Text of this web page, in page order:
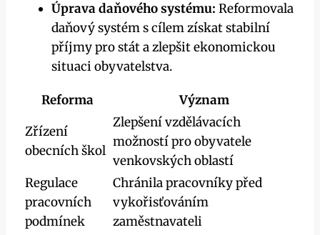
Úprava daňového systému: Reformovala
daňový systém s cílem získat stabilní
příjmy pro stát a zlepšit ekonomickou
situaci obyvatelstva.
Reforma
Význam
Zřízení
obecních škol
Zlepšení vzdělávacích
možností pro obyvatele
venkovských oblastí
Regulace
pracovních
podmínek
Chránila pracovníky před
vykořisťováním
zaměstnavateli